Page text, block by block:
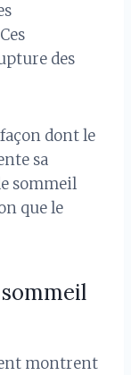
des
dont le
sa
sommeil
que le
montrent